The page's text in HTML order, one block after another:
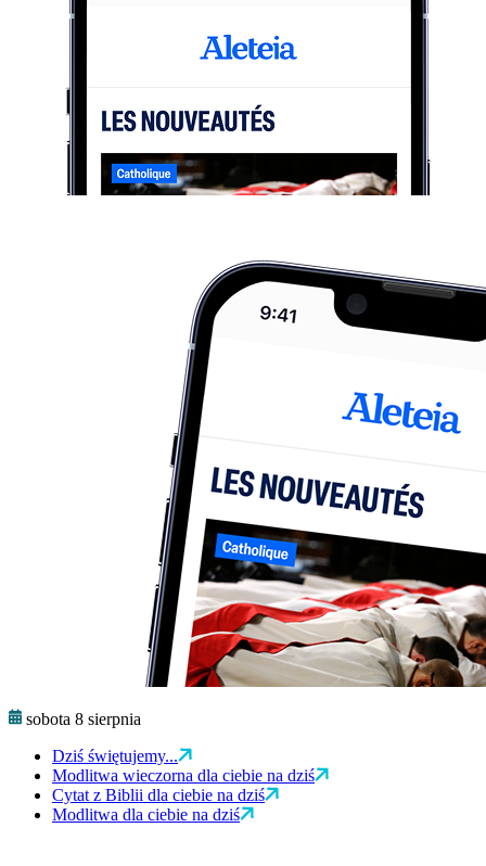
sobota 8 sierpnia
Dziś świętujemy...
Modlitwa wieczorna dla ciebie na dziś
Cytat z Biblii dla ciebie na dziś
Modlitwa dla ciebie na dziś